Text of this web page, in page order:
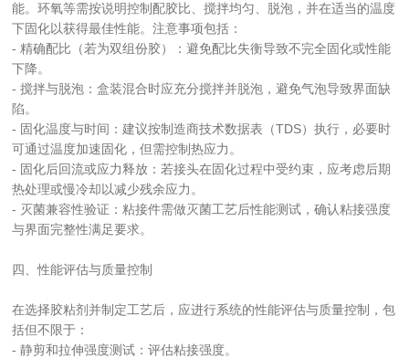
能。环氧等需按说明控制配胶比、搅拌均匀、脱泡，并在适当的温度
下固化以获得最佳性能。注意事项包括：
- 精确配比（若为双组份胶）：避免配比失衡导致不完全固化或性能
下降。
- 搅拌与脱泡：盒装混合时应充分搅拌并脱泡，避免气泡导致界面缺
陷。
- 固化温度与时间：建议按制造商技术数据表（TDS）执行，必要时
可通过温度加速固化，但需控制热应力。
- 固化后回流或应力释放：若接头在固化过程中受约束，应考虑后期
热处理或慢冷却以减少残余应力。
- 灭菌兼容性验证：粘接件需做灭菌工艺后性能测试，确认粘接强度
与界面完整性满足要求。
四、性能评估与质量控制
在选择胶粘剂并制定工艺后，应进行系统的性能评估与质量控制，包
括但不限于：
- 静剪和拉伸强度测试：评估粘接强度。